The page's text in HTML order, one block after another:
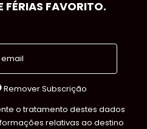
FÉRIAS FAVORITO.
Remover Subscrição
o tratamento destes dados
relativas ao destino